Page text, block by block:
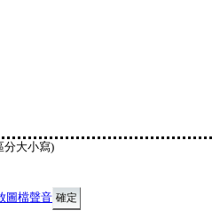
分大小寫)
圖檔聲音